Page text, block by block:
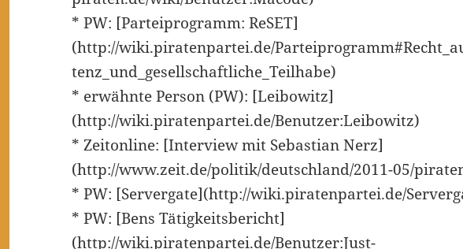
* PW: [Parteiprogramm: ReSET]
(http://wiki.piratenpartei.de/
tenz_und_gesellschaftliche_Teilhabe)
* erwähnte Person (PW): [Leibowitz]
(http://wiki.piratenpartei.de/Benutzer:Leibowitz)
* Zeitonline: [Interview mit Sebastian Nerz]
(http://www.zeit.de/politik/deutschland/2011-05/
* PW: [Servergate](http://wiki.piratenpartei.de/
* PW: [Bens Tätigkeitsbericht]
(http://wiki.piratenpartei.de/Benutzer:Just-